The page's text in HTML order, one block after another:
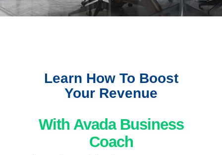
Learn How To Boost
Your Revenue
With Avada Business
Coach